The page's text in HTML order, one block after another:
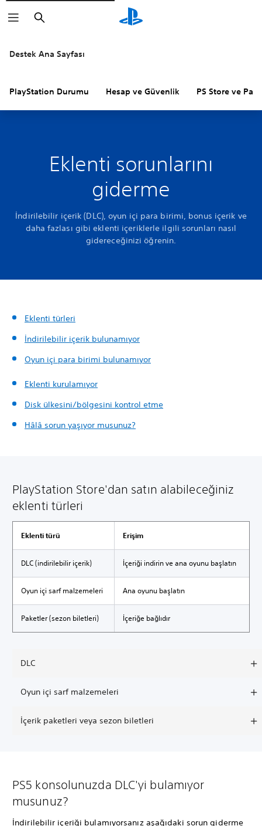
Arama
Destek Ana Sayfası
PlayStation Durumu Hesap ve Güvenlik PS Store ve
Eklenti sorunlarını
giderme
İndirilebilir içerik (DLC), oyun içi para birimi, bonus içerik ve
daha fazlası gibi eklenti içeriklerle ilgili sorunları nasıl
gidereceğinizi öğrenin.
Eklenti türleri
İndirilebilir içerik bulunamıyor
Oyun içi para birimi bulunamıyor
Eklenti kurulamıyor
Disk ülkesini/bölgesini kontrol etme
Hâlâ sorun yaşıyor musunuz?
PlayStation Store'dan satın alabileceğiniz
eklenti türleri
Eklenti türü Erişim
DLC (indirilebilir içerik) İçeriği indirin ve ana oyunu başlatın
Oyun içi sarf malzemeleri Ana oyunu başlatın
Paketler (sezon biletleri) İçeriğe bağlıdır
DLC
Oyun içi sarf malzemeleri
İçerik paketleri veya sezon biletleri
PS5 konsolunuzda DLC'yi bulamıyor
musunuz?
İndirilebilir içeriği bulamıyorsanız aşağıdaki sorun giderme